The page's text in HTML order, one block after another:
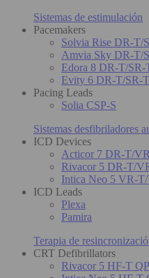
Sistemas de estimulación
Pacemakers
Solvia Rise DR-T/
Amvia Sky DR-T/
Edora 8 DR-T/SR-
Evity 6 DR-T/SR-T
Pacing Leads
Solia CSP-S
Sistemas desfibriladores
ICD Devices
Acticor 7 DR-T/
Rivacor 5 DR-T/
Intica Neo 5 VR-
ICD Leads
Plexa
Pamira
Terapia de
CRT Defibrillators
Rivacor 5 HF-T